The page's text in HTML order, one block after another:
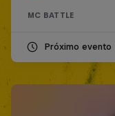
MC BATTLE
Próximo evento